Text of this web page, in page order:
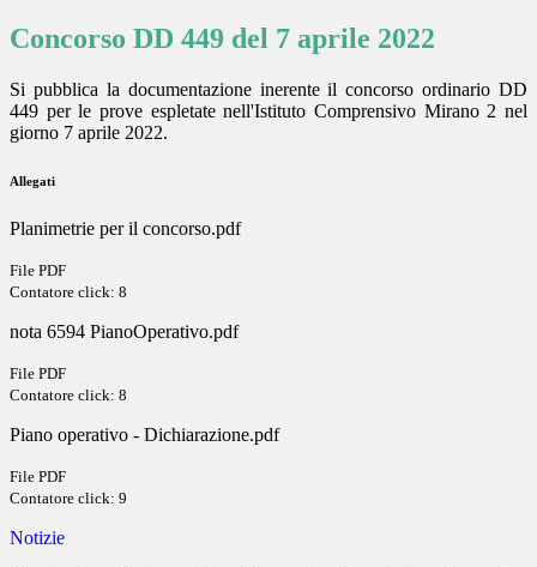
Concorso DD 449 del 7 aprile 2022
Si pubblica la documentazione inerente il concorso ordinario DD
449 per le prove espletate nell'Istituto Comprensivo Mirano 2 nel
giorno 7 aprile 2022.
Allegati
Planimetrie per il concorso.pdf
File PDF
Contatore click: 8
nota 6594 PianoOperativo.pdf
File PDF
Contatore click: 8
Piano operativo - Dichiarazione.pdf
File PDF
Contatore click: 9
Notizie